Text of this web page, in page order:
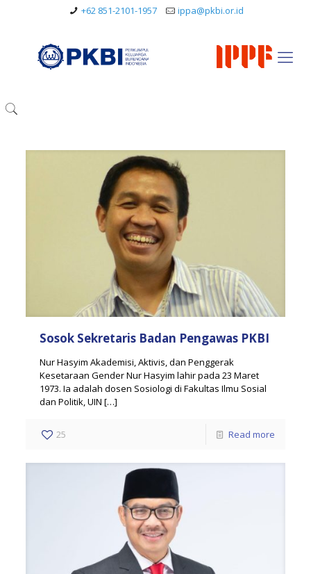
+62 851-2101-1957 ippa@pkbi.or.id
Sosok Sekretaris Badan Pengawas PKBI
Nur Hasyim Akademisi, Aktivis, dan Penggerak
Kesetaraan Gender Nur Hasyim lahir pada 23 Maret
1973. Ia adalah dosen Sosiologi di Fakultas Ilmu Sosial
dan Politik, UIN […]
25 Read more